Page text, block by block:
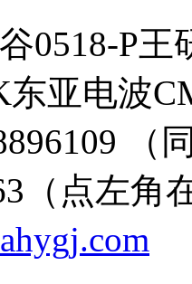
0518-P王
东亚电波
（
（点左角